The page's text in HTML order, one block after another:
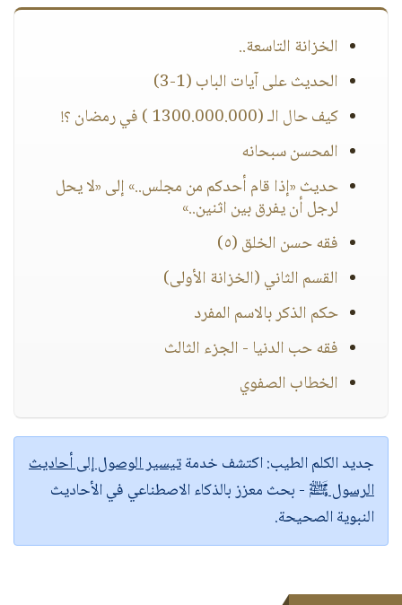
الخزانة التاسعة..
الحديث على آيات الباب (1-3)
كيف حال الـ (1300.000.000 ) في رمضان ؟!
المحسن سبحانه
حديث «إذا قام أحدكم من مجلس..» إلى «لا يحل
لرجل أن يفرق بين اثنين..»
فقه حسن الخلق (٥)
القسم الثاني (الخزانة الأولى)
حكم الذكر بالاسم المفرد
فقه حب الدنيا - الجزء الثالث
الخطاب الصفوي
جديد الكلم الطيب:اكتشف خدمةتيسير الوصول إلى أحاديث
الرسول ﷺ - بحث معزز بالذكاء الاصطناعي في الأحاديث
النبوية الصحيحة.